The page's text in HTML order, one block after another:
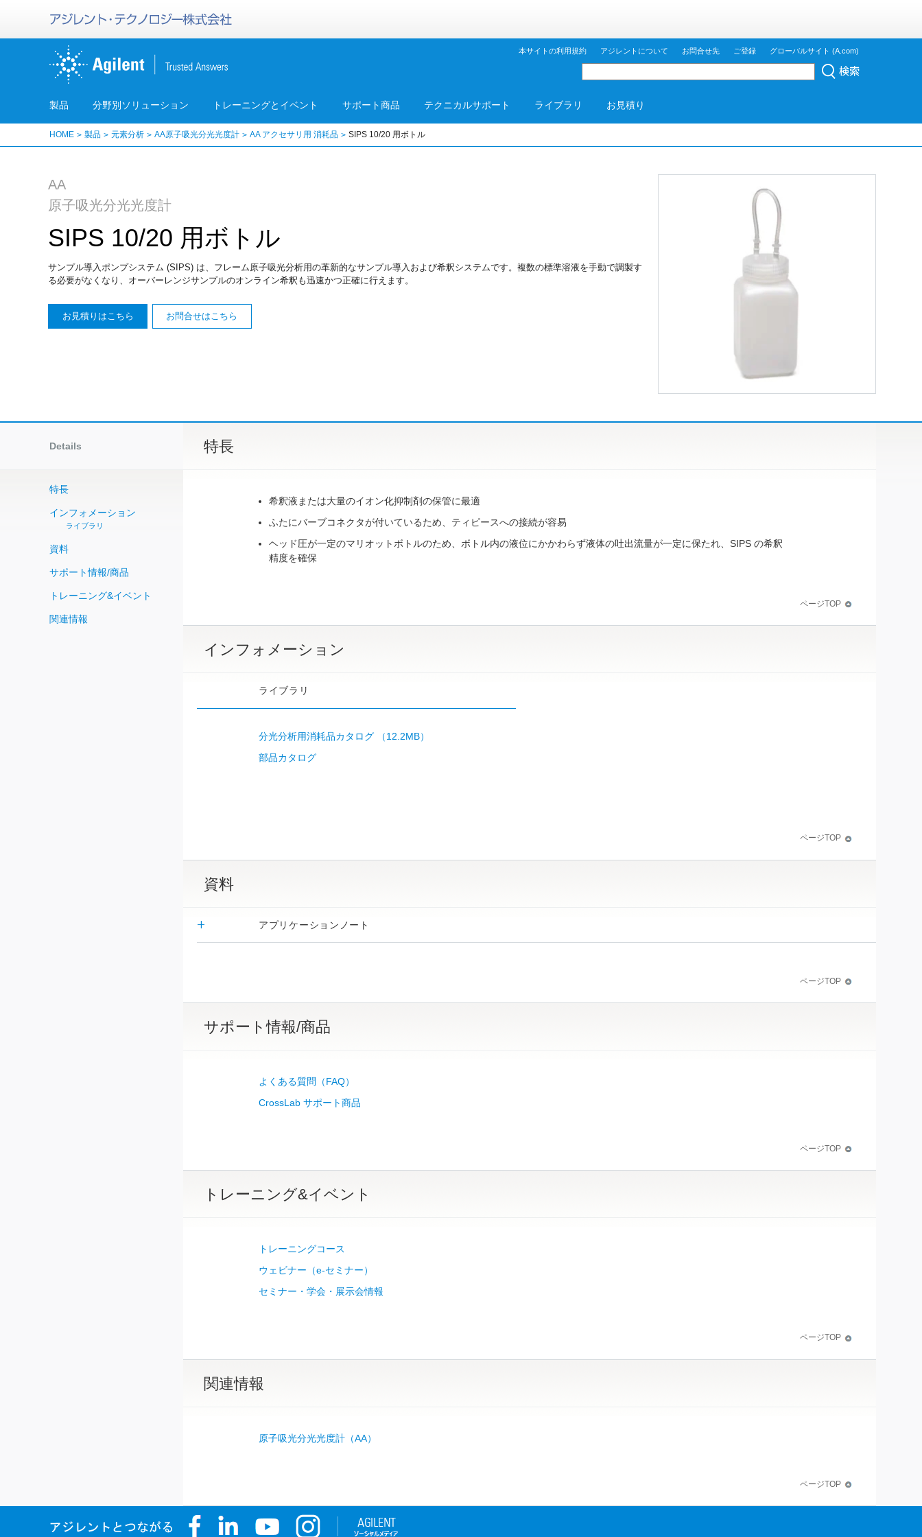
本サイトの利用規約 アジレントについて お問合せ先 ご登録 グローバルサイト (A.com)
製品 分野別ソリューション トレーニングとイベント サポート商品 テクニカルサポート ライブラリ お見積り
HOME 製品 元素分析 AA原子吸光分光光度計 AA アクセサリ用 消耗品 SIPS 10/20 用ボトル
AA
原子吸光分光光度計
SIPS 10/20 用ボトル
サンプル導入ポンプシステム (SIPS) は、フレーム原子吸光分析用の革新的なサンプル導入および希釈システムです。複数の標準溶液を手動で調製す
る必要がなくなり、オーバーレンジサンプルのオンライン希釈も迅速かつ正確に行えます。
お見積りはこちら お問合せはこちら
Details
特長
インフォメーション
ライブラリ
資料
サポート情報/商品
トレーニング&イベント
関連情報
特長
希釈液または大量のイオン化抑制剤の保管に最適
ふたにバーブコネクタが付いているため、ティピースへの接続が容易
ヘッド圧が一定のマリオットボトルのため、ボトル内の液位にかかわらず液体の吐出流量が一定に保たれ、SIPS の希釈
精度を確保
ページTOP
インフォメーション
ライブラリ
分光分析用消耗品カタログ （12.2MB）
部品カタログ
ページTOP
資料
アプリケーションノート
ページTOP
サポート情報/商品
よくある質問（FAQ）
CrossLab サポート商品
ページTOP
トレーニング&イベント
トレーニングコース
ウェビナー（e-セミナー）
セミナー・学会・展示会情報
ページTOP
関連情報
原子吸光分光光度計（AA）
ページTOP